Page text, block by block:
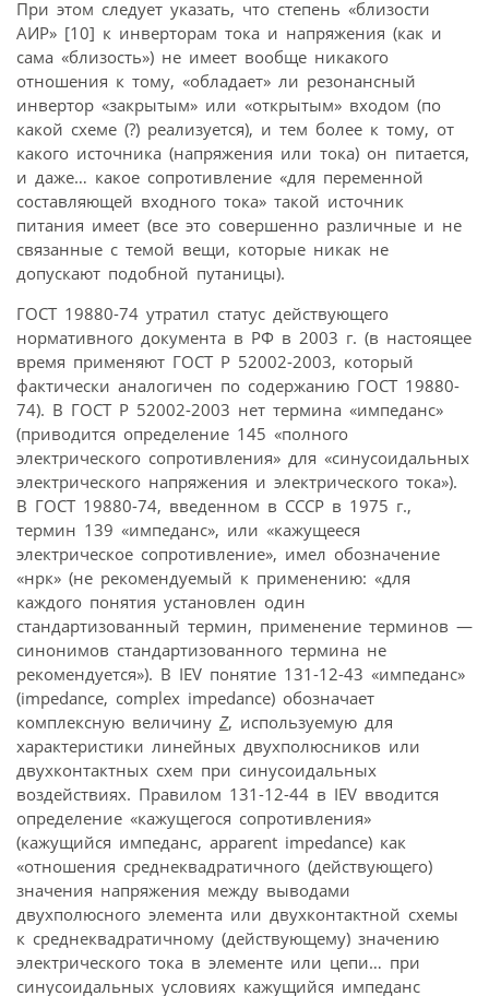
При этом следует указать, что степень «близости
АИР» [10] к инверторам тока и напряжения (как и
сама «близость») не имеет вообще никакого
отношения к тому, «обладает» ли резонансный
инвертор «закрытым» или «открытым» входом (по
какой схеме (?) реализуется), и тем более к тому, от
какого источника (напряжения или тока) он питается,
и даже… какое сопротивление «для переменной
составляющей входного тока» такой источник
питания имеет (все это совершенно различные и не
связанные с темой вещи, которые никак не
допускают подобной путаницы).
ГОСТ 19880-74 утратил статус действующего
нормативного документа в РФ в 2003 г. (в настоящее
время применяют ГОСТ Р 52002-2003, который
фактически аналогичен по содержанию ГОСТ 19880-
74). В ГОСТ Р 52002-2003 нет термина «импеданс»
(приводится определение 145 «полного
электрического сопротивления» для «синусоидальных
электрического напряжения и электрического тока»).
В ГОСТ 19880-74, введенном в СССР в 1975 г.,
термин 139 «импеданс», или «кажущееся
электрическое сопротивление», имел обозначение
«нрк» (не рекомендуемый к применению: «для
каждого понятия установлен один
стандартизованный термин, применение терминов —
синонимов стандартизованного термина не
рекомендуется»). В IEV понятие 131-12-43 «импеданс»
(impedance, complex impedance) обозначает
комплексную величину Z, используемую для
характеристики линейных двухполюсников или
двухконтактных схем при синусоидальных
воздействиях. Правилом 131-12-44 в IEV вводится
определение «кажущегося сопротивления»
(кажущийся импеданс, apparent impedance) как
«отношения среднеквадратичного (действующего)
значения напряжения между выводами
двухполюсного элемента или двухконтактной схемы
к среднеквадратичному (действующему) значению
электрического тока в элементе или цепи… при
синусоидальных условиях кажущийся импеданс